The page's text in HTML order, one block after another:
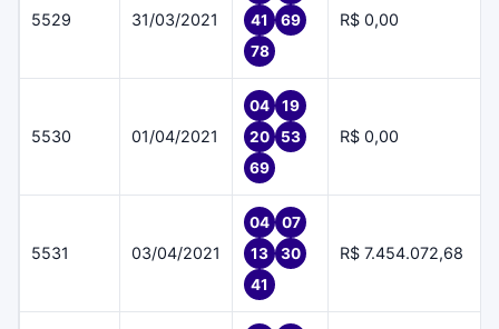
5529 31/03/2021
41
69
78
R$ 0,00
5530 01/04/2021
04
19
20
53
69
R$ 0,00
5531 03/04/2021
04
07
13
30
41
R$ 7.454.072,68